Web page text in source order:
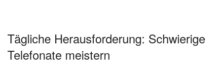
Tägliche Herausforderung: Schwierige
Telefonate meistern